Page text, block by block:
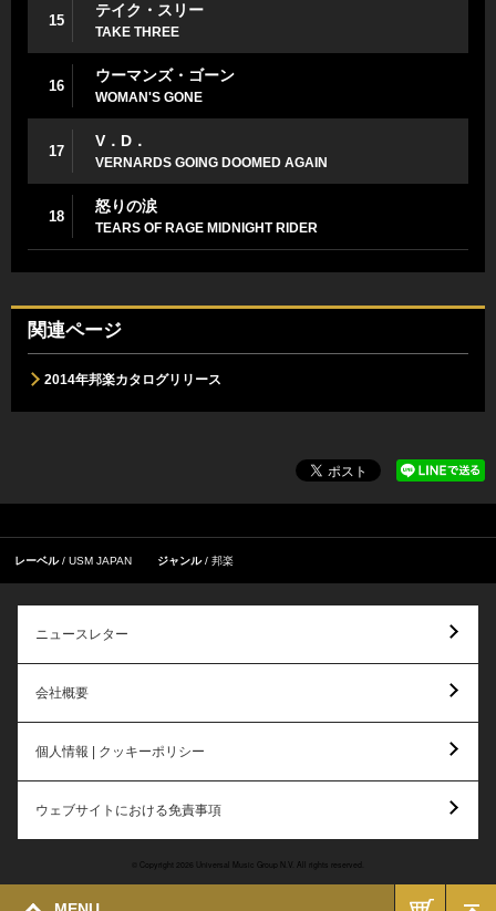
15
テイク・スリー
TAKE THREE
16
ウーマンズ・ゴーン
WOMAN'S GONE
17
V．D．
VERNARDS GOING DOOMED AGAIN
18
怒りの涙
TEARS OF RAGE MIDNIGHT RIDER
関連ページ
2014年邦楽カタログリリース
レーベル USM JAPAN ジャンル 邦楽
ニュースレター
会社概要
個人情報 | クッキーポリシー
ウェブサイトにおける免責事項
© Copyright 2026 Universal Music Group N.V. All rights reserved.